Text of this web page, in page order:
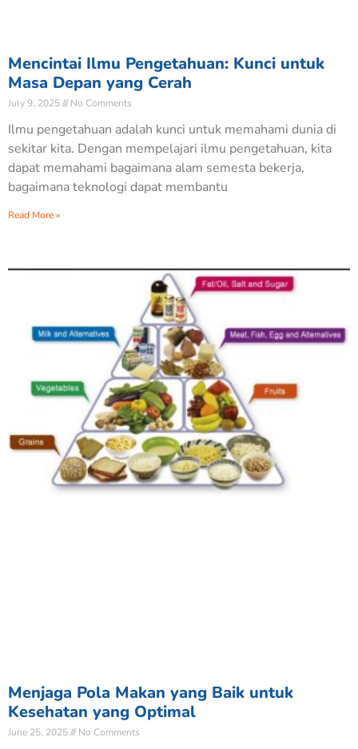
Mencintai Ilmu Pengetahuan: Kunci untuk
Masa Depan yang Cerah
July 9, 2025 No Comments
Ilmu pengetahuan adalah kunci untuk memahami dunia di
sekitar kita. Dengan mempelajari ilmu pengetahuan, kita
dapat memahami bagaimana alam semesta bekerja,
bagaimana teknologi dapat membantu
Read More »
Menjaga Pola Makan yang Baik untuk
Kesehatan yang Optimal
June 25, 2025 No Comments